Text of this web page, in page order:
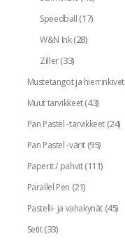
Speedball(17)
W&N Ink(28)
Ziller(33)
Mustetangot ja hierrinkivet
Muut tarvikkeet(43)
Pan Pastel -tarvikkeet(24)
Pan Pastel -värit(95)
Paperit / pahvit(111)
Parallel Pen (21)
Pastelli- ja vahakynät(45)
Setit(33)